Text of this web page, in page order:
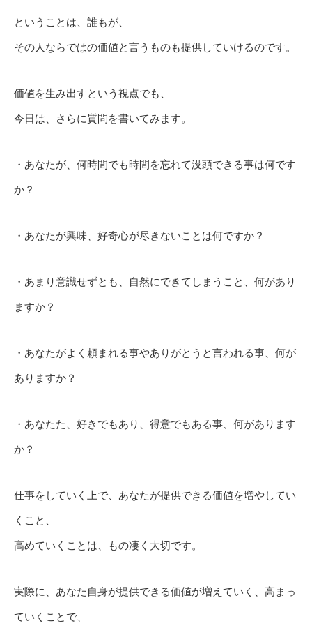
ということは、誰もが、
その人ならではの価値と言うものも提供していけるのです。
価値を生み出すという視点でも、
今日は、さらに質問を書いてみます。
・あなたが、何時間でも時間を忘れて没頭できる事は何です
か？
・あなたが興味、好奇心が尽きないことは何ですか？
・あまり意識せずとも、自然にできてしまうこと、何があり
ますか？
・あなたがよく頼まれる事やありがとうと言われる事、何が
ありますか？
・あなたた、好きでもあり、得意でもある事、何があります
か？
仕事をしていく上で、あなたが提供できる価値を増やしてい
くこと、
高めていくことは、もの凄く大切です。
実際に、あなた自身が提供できる価値が増えていく、高まっ
ていくことで、